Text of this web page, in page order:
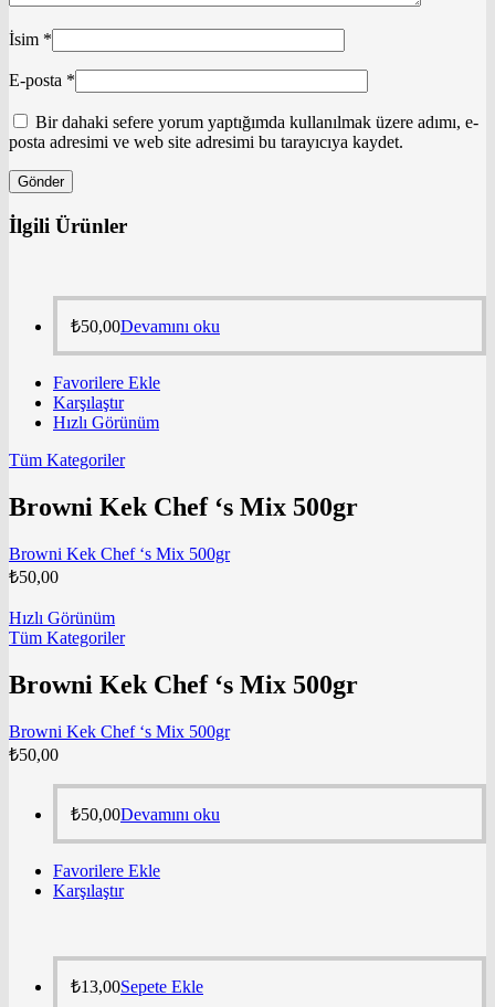
İsim *
E-posta *
Bir dahaki sefere yorum yaptığımda kullanılmak üzere adımı, e-
posta adresimi ve web site adresimi bu tarayıcıya kaydet.
İlgili Ürünler
₺50,00Devamını oku
Favorilere Ekle
Karşılaştır
Hızlı Görünüm
Tüm Kategoriler
Browni Kek Chef ‘s Mix 500gr
Browni Kek Chef ‘s Mix 500gr
₺50,00
Hızlı Görünüm
Tüm Kategoriler
Browni Kek Chef ‘s Mix 500gr
Browni Kek Chef ‘s Mix 500gr
₺50,00
₺50,00Devamını oku
Favorilere Ekle
Karşılaştır
₺13,00Sepete Ekle